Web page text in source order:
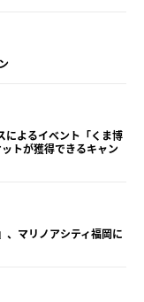
よるイベント「くま博
トが獲得できるキャン
マリノアシティ福岡に